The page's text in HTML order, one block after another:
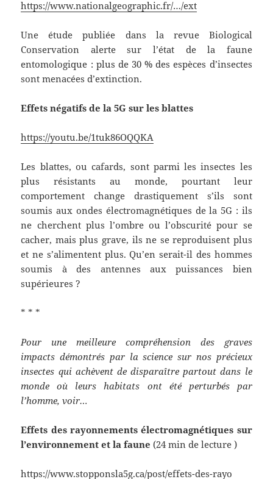
https://www.nationalgeographic.fr/…/ext
Une étude publiée dans la revue Biological
Conservation alerte sur l’état de la faune
entomologique : plus de 30 % des espèces d’insectes
sont menacées d’extinction.
Effets négatifs de la 5G sur les blattes
https://youtu.be/1tuk86OQQKA
Les blattes, ou cafards, sont parmi les insectes les
plus résistants au monde, pourtant leur
comportement change drastiquement s’ils sont
soumis aux ondes électromagnétiques de la 5G : ils
ne cherchent plus l’ombre ou l’obscurité pour se
cacher, mais plus grave, ils ne se reproduisent plus
et ne s’alimentent plus. Qu’en serait-il des hommes
soumis à des antennes aux puissances bien
supérieures ?
* * *
Pour une meilleure compréhension des graves
impacts démontrés par la science sur nos précieux
insectes qui achèvent de disparaître partout dans le
monde où leurs habitats ont été perturbés par
l’homme, voir…
Effets des rayonnements électromagnétiques sur
l’environnement et la faune (24 min de lecture )
https://www.stopponsla5g.ca/post/effets-des-rayo